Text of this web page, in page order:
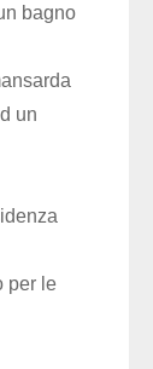
bagno
un
per le